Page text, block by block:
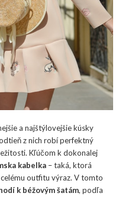
a najštýlovejšie kúsky
z nich robí perfektný
Kľúčom k dokonalej
kabelka – taká, ktorá
outfitu výraz. V tomto
k béžovým šatám, podľa